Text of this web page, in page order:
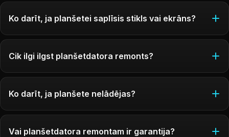
Ko darīt, ja planšetei saplīsis stikls vai ekrāns?
Cik ilgi ilgst planšetdatora remonts?
Ko darīt, ja planšete nelādējas?
Vai planšetdatora remontam ir garantija?